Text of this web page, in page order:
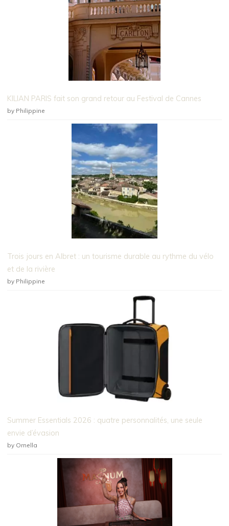
KILIAN PARIS fait son grand retour au Festival de Cannes
by Philippine
Trois jours en Albret : un tourisme durable au rythme du vélo
et de la rivière
by Philippine
Summer Essentials 2026 : quatre personnalités, une seule
envie d’évasion
by Ornella